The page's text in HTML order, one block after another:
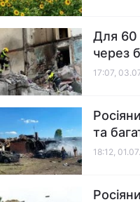
Для 60
через
17:07,
та
18:12,